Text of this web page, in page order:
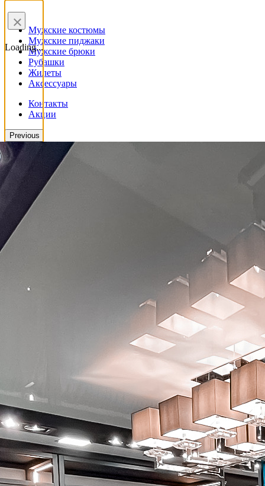
×
Loading...
Мужские костюмы
Мужские пиджаки
Мужские брюки
Рубашки
Жилеты
Аксессуары
Контакты
Акции
Previous